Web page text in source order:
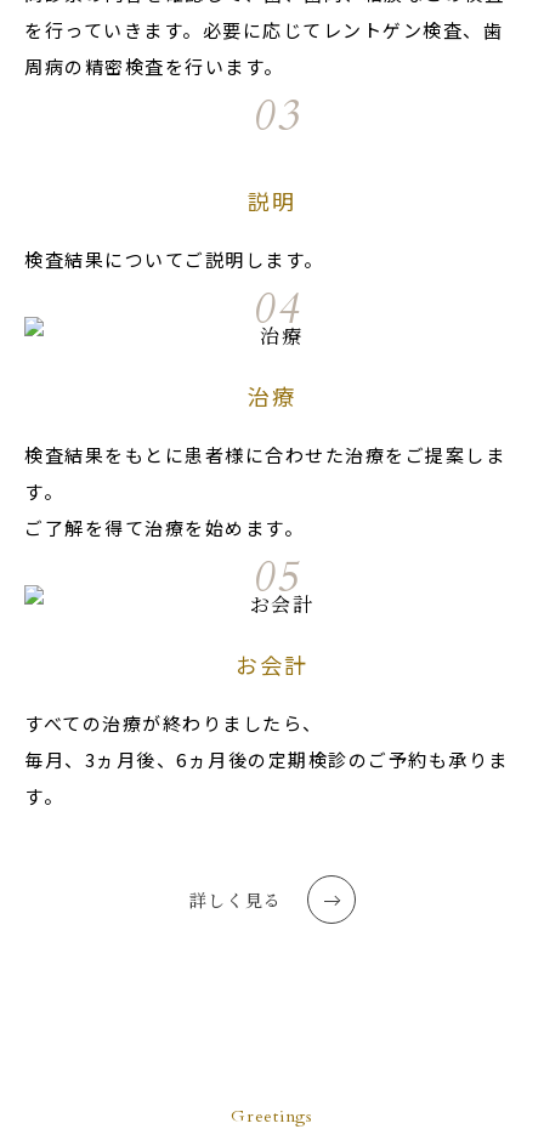
を行っていきます。必要に応じてレントゲン検査、歯
周病の精密検査を行います。
03
説明
検査結果についてご説明します。
04
治療
検査結果をもとに患者様に合わせた治療をご提案しま
す。
ご了解を得て治療を始めます。
05
お会計
すべての治療が終わりましたら、
毎月、3ヵ月後、6ヵ月後の定期検診のご予約も承りま
す。
詳しく見る
Greetings